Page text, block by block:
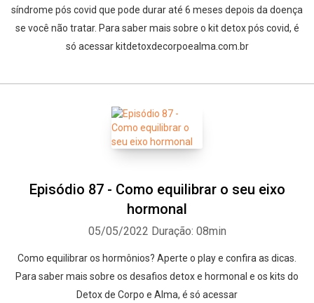
síndrome pós covid que pode durar até 6 meses depois da doença
se você não tratar. Para saber mais sobre o kit detox pós covid, é
só acessar kitdetoxdecorpoealma.com.br
Episódio 87 - Como equilibrar o seu eixo
hormonal
05/05/2022 Duração: 08min
Como equilibrar os hormônios? Aperte o play e confira as dicas.
Para saber mais sobre os desafios detox e hormonal e os kits do
Detox de Corpo e Alma, é só acessar